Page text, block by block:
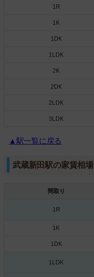
1R
1K
1DK
1LDK
2K
2DK
2LDK
3LDK
▲駅一覧に戻る
武蔵新田駅の家賃相場
間取り
1R
1K
1DK
1LDK